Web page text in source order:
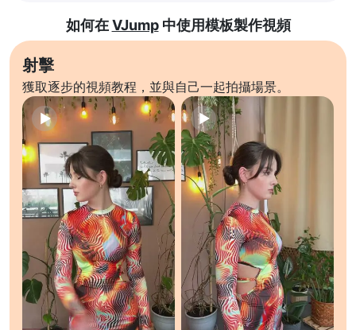
如何在VJump中使用模板製作視頻
射擊
獲取逐步的視頻教程，並與自己一起拍攝場景。